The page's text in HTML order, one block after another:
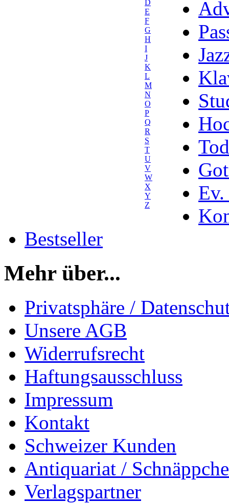
D
E
F
G
H
I
J
K
L
M
N
O
P
Q
R
S
T
U
V
W
X
Y
Z
Ev.
Bestseller
Mehr über...
Privatsphäre /
Unsere AGB
Widerrufsrecht
Haftungsausschluss
Impressum
Kontakt
Schweizer Kunden
Antiquariat /
Verlagspartner